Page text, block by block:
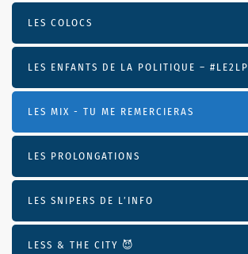
LES COLOCS
LES ENFANTS DE LA POLITIQUE – #LE2LP
LES MIX - TU ME REMERCIERAS
LES PROLONGATIONS
LES SNIPERS DE L’INFO
LESS & THE CITY 😈